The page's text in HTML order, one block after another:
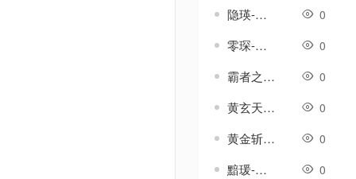
隐瑛-传奇武器素材 0
零琛-传奇武器素材 0
霸者之刃-传奇武器素材 0
黄玄天-传奇武器素材 0
黄金斩-传奇武器素材 0
黯瑗-传奇武器素材 0